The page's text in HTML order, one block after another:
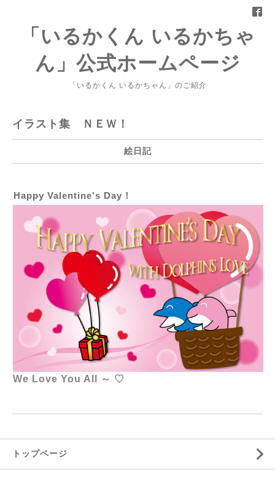
「いるかくん いるかちゃ
ん」公式ホームページ
「いるかくん いるかちゃん」のご紹介
イラスト集 ＮＥＷ！
絵日記
Happy Valentine's Day！
We Love You All ～ ♡
トップページ